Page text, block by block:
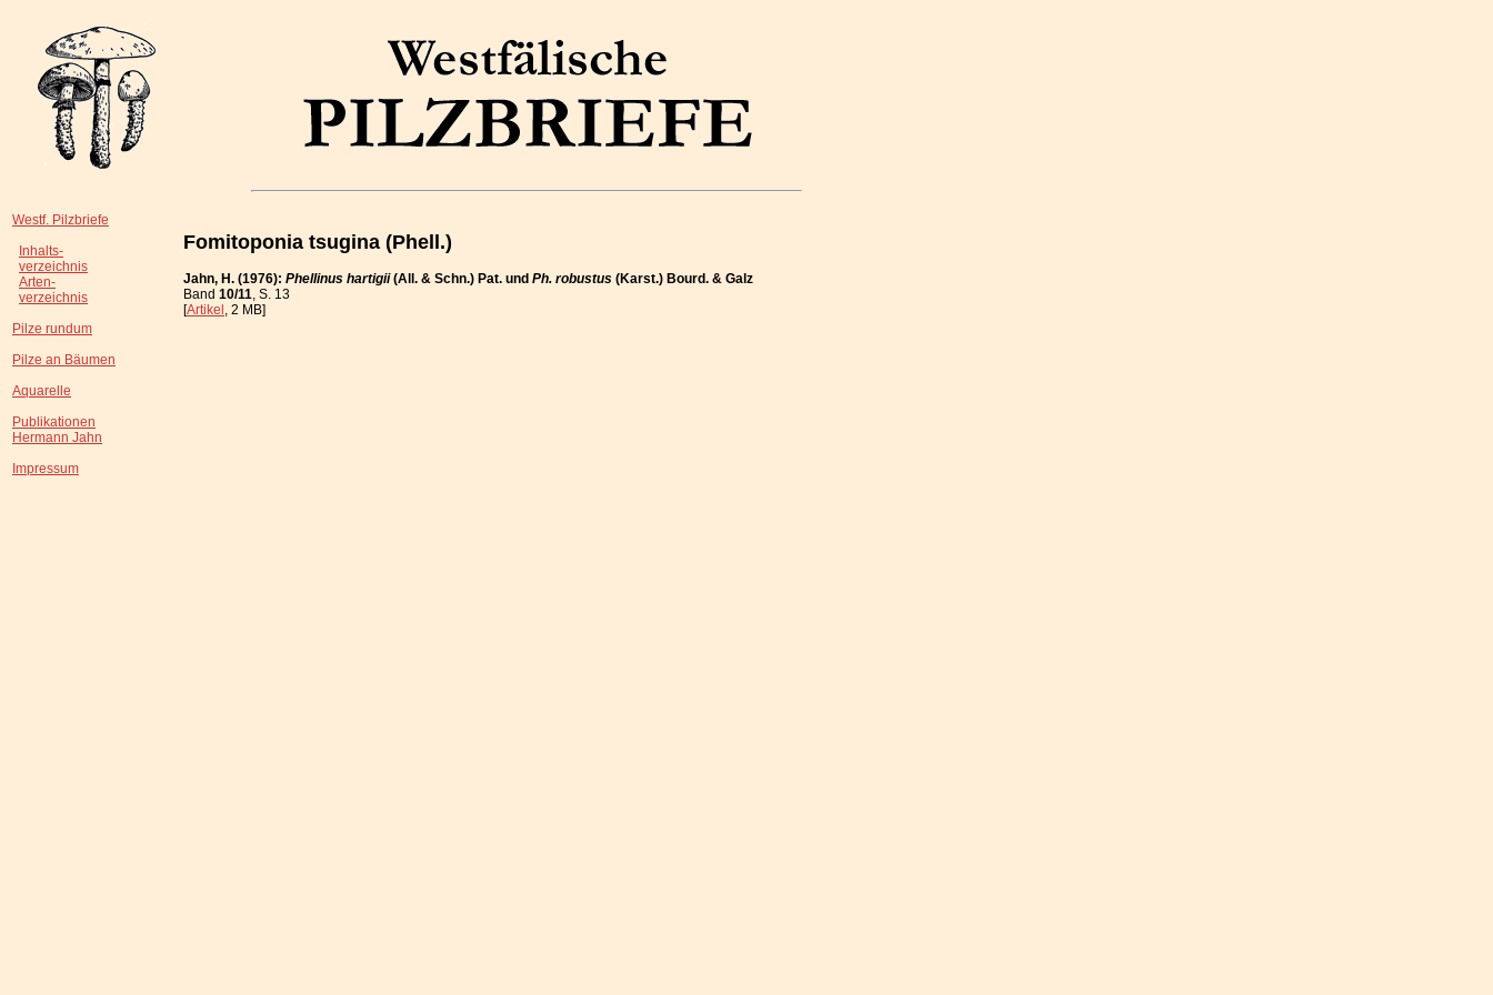
Westf. Pilzbriefe
Inhalts-
verzeichnis
Arten-
verzeichnis
Pilze rundum
Pilze an Bäumen
Aquarelle
Publikationen
Hermann Jahn
Impressum
Fomitoponia tsugina (Phell.)
Jahn, H. (1976): Phellinus hartigii(All. & Schn.) Pat. und Ph. robustus (Karst.) Bourd. & Galz
Band 10/11, S. 13
[Artikel, 2 MB]